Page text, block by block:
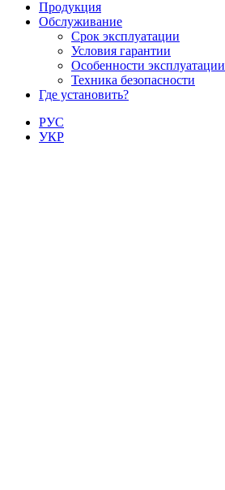
Продукция
Обслуживание
Срок эксплуатации
Условия гарантии
Особенности эксплуатации
Техника безопасности
Где установить?
РУС
УКР